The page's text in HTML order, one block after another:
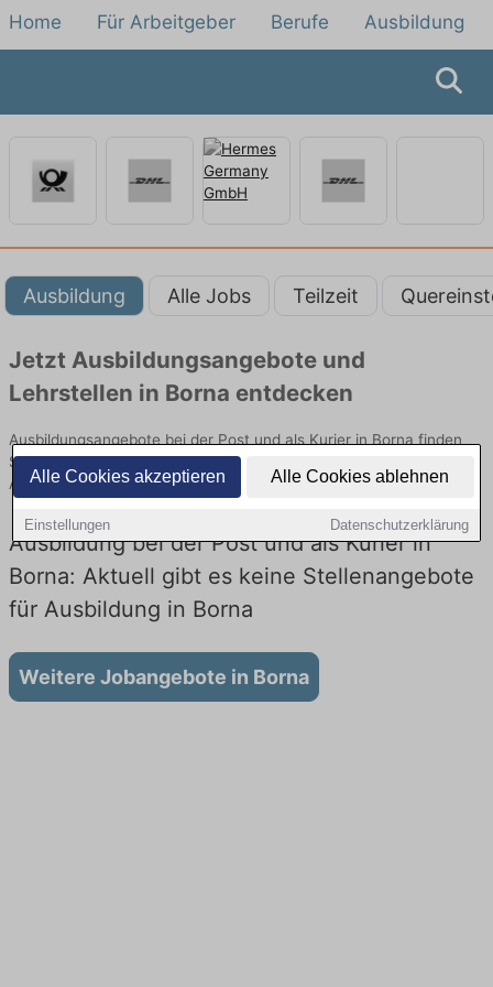
Alle Cookies akzeptieren Alle Cookies ablehnen
Einstellungen Datenschutzerklärung
Home Für Arbeitgeber Berufe Ausbildung
Ausbildung Alle Jobs Teilzeit
Jetzt Ausbildungsangebote und
Lehrstellen in Borna entdecken
Ausbildungsangebote bei der Post und als Kurier in Borna finden
Sie von namhaften Firmen. Entdecken Sie freie Optionen von Top-
Arbeitgebern und bewerben Sie sich noch heute.
Ausbildung bei der Post und als Kurier in
Borna: Aktuell gibt es keine Stellenangebote
für Ausbildung in Borna
Weitere Jobangebote in Borna